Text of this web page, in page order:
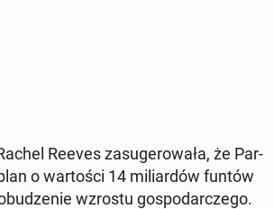
Reeves za­su­ge­ro­wa­ła, że ​​Par­
o war­to­ści 14 mi­liar­dów funtów
wzrostu go­spo­dar­cze­go.